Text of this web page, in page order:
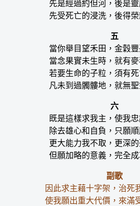
先是經過約但河，後是靈
先受死亡的浸洗，後得榮
五
當你舉目望禾田，金穀豐
當念果實未生時，就有麥
若要生命的子粒，須有死
凡未到過髑髏地，就無聖
六
既是這樣求我主，使我忠
除去雄心和自負，只願順
更大能力我不取，更深的
但願加略的意義，完全成
副歌
因此求主藉十字架，治死
使我願出重大代價，來滿